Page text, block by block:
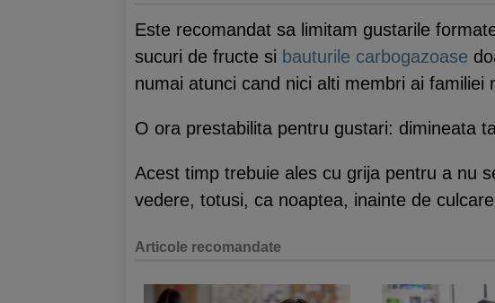
Este recomandat sa limitam gustarile
sucuri de fructe si bauturile carbogazoase
numai atunci cand nici alti membri ai familiei
O ora prestabilita pentru gustari: dimineata
Acest timp trebuie ales cu grija pentru a nu
vedere, totusi, ca noaptea, inainte de
Articole recomandate